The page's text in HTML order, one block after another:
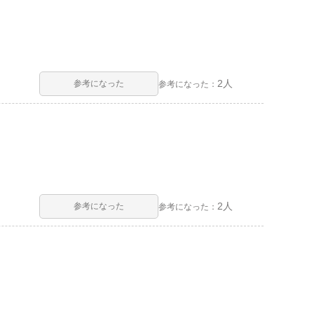
参考になった 参考になった：2人
参考になった 参考になった：2人